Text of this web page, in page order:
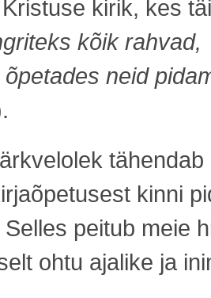
kirik, kes
kõik
õpetades neid
kinni
peitub meie
ohtu ajalike ja